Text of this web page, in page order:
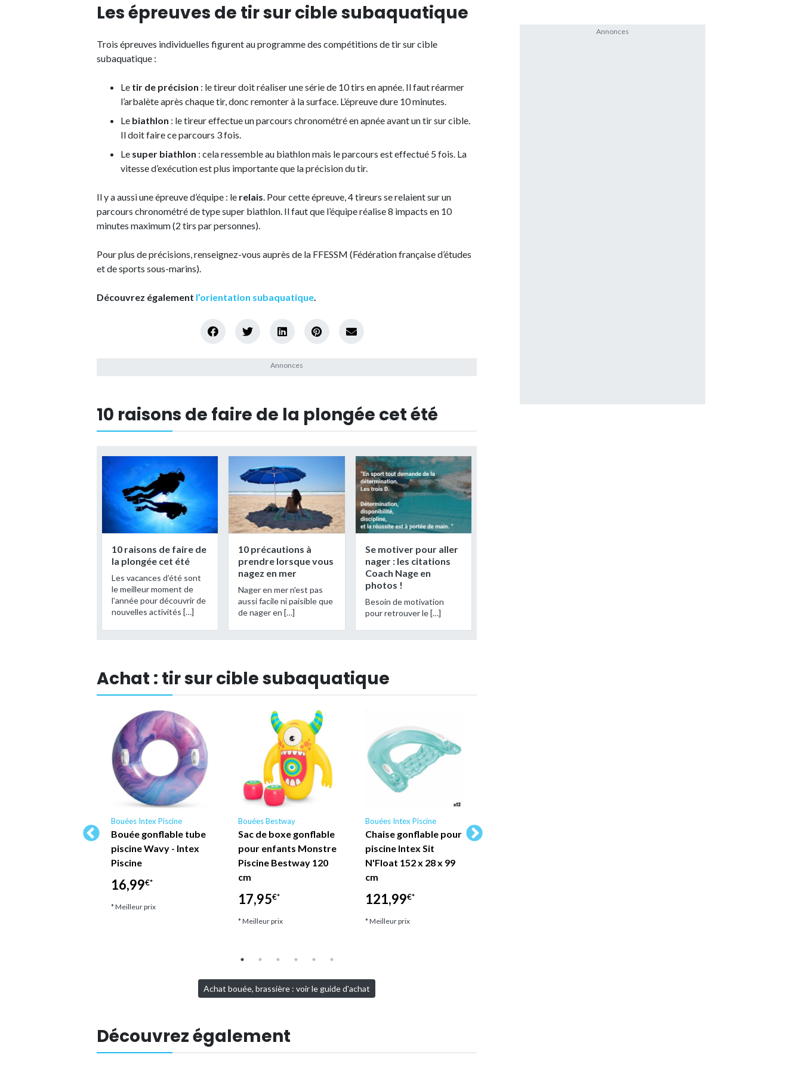
Les épreuves de tir sur cible subaquatique
Trois épreuves individuelles figurent au programme des compétitions de tir sur cible
subaquatique :
Le tir de précision : le tireur doit réaliser une série de 10 tirs en apnée. Il faut réarmer
l’arbalète après chaque tir, donc remonter à la surface. L’épreuve dure 10 minutes.
Le biathlon : le tireur effectue un parcours chronométré en apnée avant un tir sur cible.
Il doit faire ce parcours 3 fois.
Le super biathlon : cela ressemble au biathlon mais le parcours est effectué 5 fois. La
vitesse d’exécution est plus importante que la précision du tir.
Il y a aussi une épreuve d’équipe : le relais. Pour cette épreuve, 4 tireurs se relaient sur un
parcours chronométré de type super biathlon. Il faut que l’équipe réalise 8 impacts en 10
minutes maximum (2 tirs par personnes).
Pour plus de précisions, renseignez-vous auprès de la FFESSM (Fédération française d’études
et de sports sous-marins).
Découvrez également l’orientation subaquatique.
10 raisons de faire de la plongée cet été
10 raisons de faire de
la plongée cet été
Les vacances d’été sont
le meilleur moment de
l’année pour découvrir de
nouvelles activités […]
10 précautions à
prendre lorsque vous
nagez en mer
Nager en mer n'est pas
aussi facile ni paisible que
de nager en […]
Se motiver pour aller
nager : les citations
Coach Nage en
photos !
Besoin de motivation
pour retrouver le […]
Achat : tir sur cible subaquatique
Bouées Intex Piscine
Bouée gonflable tube
piscine Wavy - Intex
Piscine
16,99€*
* Meilleur prix
Bouées Bestway
Sac de boxe gonflable
pour enfants Monstre
Piscine Bestway 120
cm
17,95€*
* Meilleur prix
Bouées Intex Piscine
Chaise gonflable pour
piscine Intex Sit
N'Float 152 x 28 x 99
cm
121,99€*
* Meilleur prix
Achat bouée, brassière : voir le guide d'achat
Découvrez également